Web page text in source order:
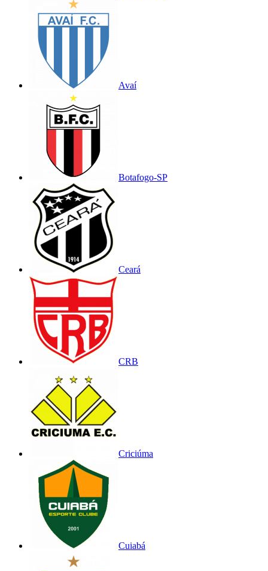
Avaí
Botafogo-SP
Ceará
CRB
Criciúma
Cuiabá